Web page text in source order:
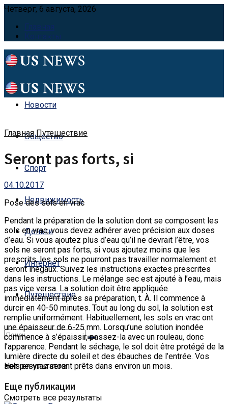
Четверг, 6 августа, 2026
Главная
Контакты
Новости
Общество
Спорт
Недвижимость
Деньги
Интернет
Путешествие
Нет результатов
Смотреть все результаты
Главная Путешествие
Seront pas forts, si
04.10.2017
Pose des sols en vrac
Pendant la préparation de la solution dont se composent les
sols en vrac, vous devez adhérer avec précision aux doses
d’eau. Si vous ajoutez plus d’eau qu’il ne devrait l’être, vos
sols ne seront pas forts, si vous ajoutez moins que les
prescrits, les sols ne pourront pas travailler normalement et
seront inégaux. Suivez les instructions exactes prescrites
dans les instructions. Le mélange sec est ajouté à l’eau, mais
pas vice versa. La solution doit être appliquée
immédiatement après sa préparation, t. À. Il commence à
durcir en 40-50 minutes. Tout au long du sol, la solution est
remplie uniformément. Habituellement, les sols en vrac ont
une épaisseur de 6-25 mm. Lorsqu’une solution inondée
commence à s’épaissir, passez-la avec un rouleau, donc
l’apparence. Pendant le séchage, le sol doit être protégé de la
lumière directe du soleil et des ébauches de l’entrée. Vos
sols en vrac seront prêts dans environ un mois.
Еще публикации